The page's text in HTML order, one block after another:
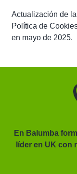
Actualización de
Política de
en mayo de 2025.
En Balumba
líder en UK con